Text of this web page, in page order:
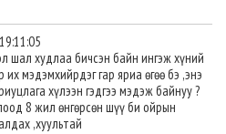
шал худлаа бичсэн байн ингэж хүний
мэдэмхийрдэг гар яриа өгөө бэ ,энэ
хүлээн гэдгээ мэдэж байнуу ?
8 жил өнгөрсөн шүү би ойрын
,хуультай